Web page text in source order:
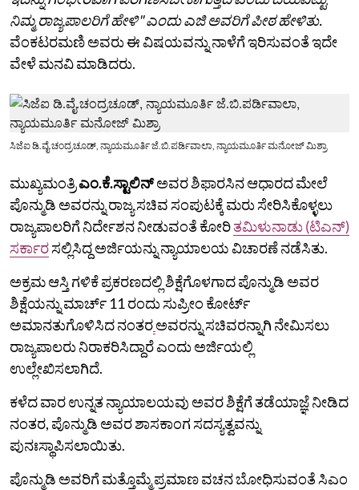
ನಿಮ್ಮ ರಾಜ್ಯಪಾಲರಿಗೆ ಹೇಳಿ" ಎಂದು ಎಜಿ ಅವರಿಗೆ ಪೀಠ ಹೇಳಿತು.
ವೆಂಕಟರಮಣಿ ಅವರು ಈ ವಿಷಯವನ್ನು ನಾಳೆಗೆ ಇರಿಸುವಂತೆ ಇದೇ
ವೇಳೆ ಮನವಿ ಮಾಡಿದರು.
ಸಿಜೆಐ ಡಿ.ವೈ.ಚಂದ್ರಚೂಡ್, ನ್ಯಾಯಮೂರ್ತಿ ಜೆ.ಬಿ.ಪರ್ಡಿವಾಲಾ, ನ್ಯಾಯಮೂರ್ತಿ ಮನೋಜ್ ಮಿಶ್ರಾ
ಮುಖ್ಯಮಂತ್ರಿಎಂ.ಕೆ.ಸ್ಟಾಲಿನ್ಅವರ ಶಿಫಾರಸಿನ ಆಧಾರದ ಮೇಲೆ
ಪೊನ್ಮುಡಿ ಅವರನ್ನು ರಾಜ್ಯ ಸಚಿವ ಸಂಪುಟಕ್ಕೆ ಮರು ಸೇರಿಸಿಕೊಳ್ಳಲು
ರಾಜ್ಯಪಾಲರಿಗೆ ನಿರ್ದೇಶನ ನೀಡುವಂತೆ ಕೋರಿತಮಿಳುನಾಡು (ಟಿಎನ್)
ಸರ್ಕಾರಸಲ್ಲಿಸಿದ್ದ ಅರ್ಜಿಯನ್ನು ನ್ಯಾಯಾಲಯ ವಿಚಾರಣೆ ನಡೆಸಿತು.
ಅಕ್ರಮ ಆಸ್ತಿ ಗಳಿಕೆ ಪ್ರಕರಣದಲ್ಲಿ ಶಿಕ್ಷೆಗೊಳಗಾದ ಪೊನ್ಮುಡಿ ಅವರ
ಶಿಕ್ಷೆಯನ್ನು ಮಾರ್ಚ್ 11 ರಂದು ಸುಪ್ರೀಂ ಕೋರ್ಟ್
ಅಮಾನತುಗೊಳಿಸಿದ ನಂತರಅವರನ್ನು ಸಚಿವರನ್ನಾಗಿ ನೇಮಿಸಲು
ರಾಜ್ಯಪಾಲರು ನಿರಾಕರಿಸಿದ್ದಾರೆ ಎಂದು ಅರ್ಜಿಯಲ್ಲಿ
ಉಲ್ಲೇಖಿಸಲಾಗಿದೆ.
ಕಳೆದ ವಾರ ಉನ್ನತ ನ್ಯಾಯಾಲಯವು ಅವರ ಶಿಕ್ಷೆಗೆ ತಡೆಯಾಜ್ಞೆ ನೀಡಿದ
ನಂತರ, ಪೊನ್ಮುಡಿ ಅವರ ಶಾಸಕಾಂಗ ಸದಸ್ಯತ್ವವನ್ನು
ಪುನಃಸ್ಥಾಪಿಸಲಾಯಿತು.
ಪೊನ್ಮುಡಿ ಅವರಿಗೆ ಮತ್ತೊಮ್ಮೆ ಪ್ರಮಾಣ ವಚನ ಬೋಧಿಸುವಂತೆ ಸಿಎಂ